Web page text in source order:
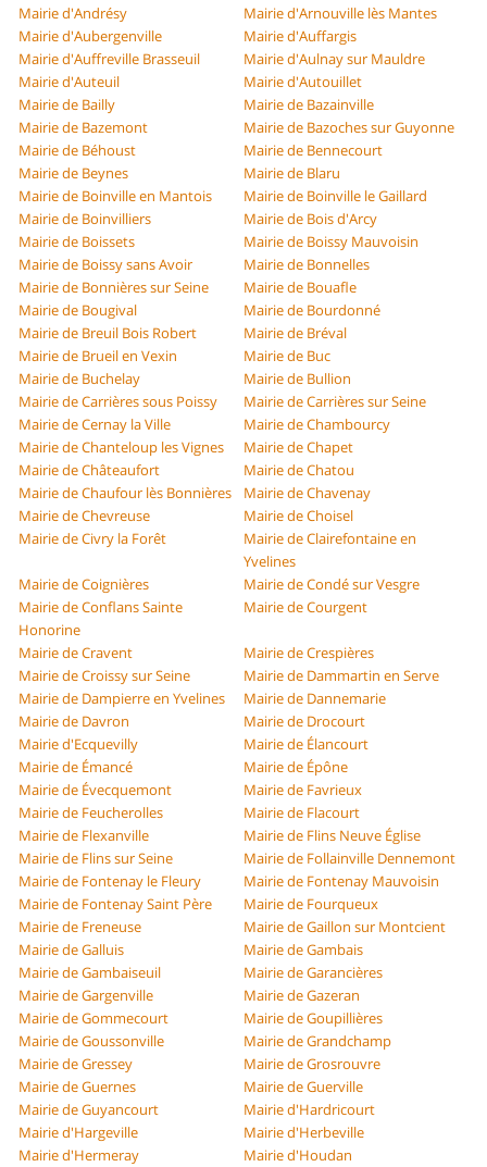
Mairie d'Andrésy
Mairie d'Arnouville lès Mantes
Mairie d'Aubergenville
Mairie d'Auffargis
Mairie d'Auffreville Brasseuil
Mairie d'Aulnay sur Mauldre
Mairie d'Auteuil
Mairie d'Autouillet
Mairie de Bailly
Mairie de Bazainville
Mairie de Bazemont
Mairie de Bazoches sur Guyonne
Mairie de Béhoust
Mairie de Bennecourt
Mairie de Beynes
Mairie de Blaru
Mairie de Boinville en Mantois
Mairie de Boinville le Gaillard
Mairie de Boinvilliers
Mairie de Bois d'Arcy
Mairie de Boissets
Mairie de Boissy Mauvoisin
Mairie de Boissy sans Avoir
Mairie de Bonnelles
Mairie de Bonnières sur Seine
Mairie de Bouafle
Mairie de Bougival
Mairie de Bourdonné
Mairie de Breuil Bois Robert
Mairie de Bréval
Mairie de Brueil en Vexin
Mairie de Buc
Mairie de Buchelay
Mairie de Bullion
Mairie de Carrières sous Poissy
Mairie de Carrières sur Seine
Mairie de Cernay la Ville
Mairie de Chambourcy
Mairie de Chanteloup les Vignes
Mairie de Chapet
Mairie de Châteaufort
Mairie de Chatou
Mairie de Chaufour lès Bonnières
Mairie de Chavenay
Mairie de Chevreuse
Mairie de Choisel
Mairie de Civry la Forêt
Mairie de Clairefontaine en
Yvelines
Mairie de Coignières
Mairie de Condé sur Vesgre
Mairie de Conflans Sainte
Honorine
Mairie de Courgent
Mairie de Cravent
Mairie de Crespières
Mairie de Croissy sur Seine
Mairie de Dammartin en Serve
Mairie de Dampierre en Yvelines
Mairie de Dannemarie
Mairie de Davron
Mairie de Drocourt
Mairie d'Ecquevilly
Mairie de Élancourt
Mairie de Émancé
Mairie de Épône
Mairie de Évecquemont
Mairie de Favrieux
Mairie de Feucherolles
Mairie de Flacourt
Mairie de Flexanville
Mairie de Flins Neuve Église
Mairie de Flins sur Seine
Mairie de Follainville Dennemont
Mairie de Fontenay le Fleury
Mairie de Fontenay Mauvoisin
Mairie de Fontenay Saint Père
Mairie de Fourqueux
Mairie de Freneuse
Mairie de Gaillon sur Montcient
Mairie de Galluis
Mairie de Gambais
Mairie de Gambaiseuil
Mairie de Garancières
Mairie de Gargenville
Mairie de Gazeran
Mairie de Gommecourt
Mairie de Goupillières
Mairie de Goussonville
Mairie de Grandchamp
Mairie de Gressey
Mairie de Grosrouvre
Mairie de Guernes
Mairie de Guerville
Mairie de Guyancourt
Mairie d'Hardricourt
Mairie d'Hargeville
Mairie d'Herbeville
Mairie d'Hermeray
Mairie d'Houdan